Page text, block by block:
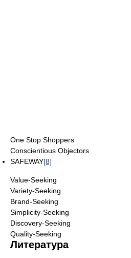
One Stop Shoppers
Conscientious Objectors
SAFEWAY[8]
Value-Seeking
Variety-Seeking
Brand-Seeking
Simplicity-Seeking
Discovery-Seeking
Quality-Seeking
Литература